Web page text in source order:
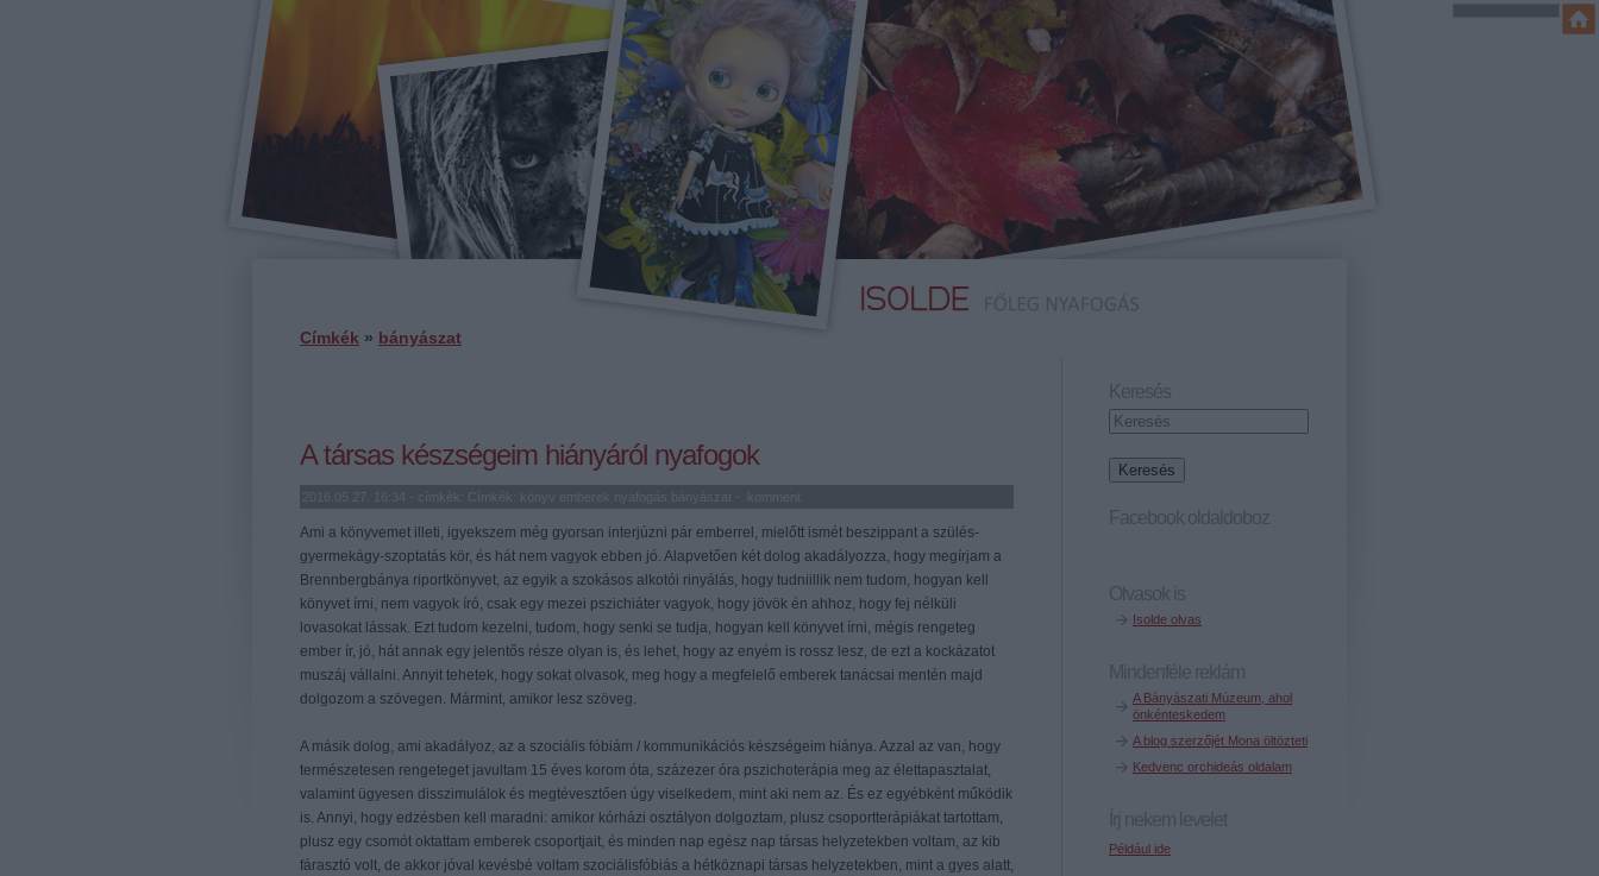
Címkék » bányászat
A társas készségeim hiányáról nyafogok
2016.05.27. 16:34 - címkék: Címkék: nyafogás
Ami a könyvemet illeti, igyekszem még gyorsan interjúzni pár emberrel, mielőtt ismét beszippant a szülés-
gyermekágy-szoptatás kör, és hát nem vagyok ebben jó. Alapvetően két dolog akadályozza, hogy megírjam a
Brennbergbánya riportkönyvet, az egyik a szokásos alkotói rinyálás, hogy tudniillik nem tudom, hogyan kell
könyvet írni, nem vagyok író, csak egy mezei pszichiáter vagyok, hogy jövök én ahhoz, hogy fej nélküli
lovasokat lássak. Ezt tudom kezelni, tudom, hogy senki se tudja, hogyan kell könyvet írni, mégis rengeteg
ember ír, jó, hát annak egy jelentős része olyan is, és lehet, hogy az enyém is rossz lesz, de ezt a kockázatot
muszáj vállalni. Annyit tehetek, hogy sokat olvasok, meg hogy a megfelelő emberek tanácsai mentén majd
dolgozom a szövegen. Mármint, amikor lesz szöveg.
A másik dolog, ami akadályoz, az a szociális fóbiám / kommunikációs készségeim hiánya. Azzal az van, hogy
természetesen rengeteget javultam 15 éves korom óta, százezer óra pszichoterápia meg az élettapasztalat,
valamint ügyesen disszimulálok és megtévesztően úgy viselkedem, mint aki nem az. És ez egyébként működik
is. Annyi, hogy edzésben kell maradni: amikor kórházi osztályon dolgoztam, plusz csoportterápiákat tartottam,
plusz egy csomót oktattam emberek csoportjait, és minden nap egész nap társas helyzetekben voltam, az kib
fárasztó volt, de akkor jóval kevésbé voltam szociálisfóbiás a hétköznapi társas helyzetekben, mint a gyes alatt,
Keresés
Facebook oldaldoboz
Olvasok is
Isolde olvas
Mindenféle reklám
A Bányászati Múzeum, ahol
önkénteskedem
A blog szerzőjét Mona öltözteti
Kedvenc orchideás oldalam
Írj nekem levelet
Például ide